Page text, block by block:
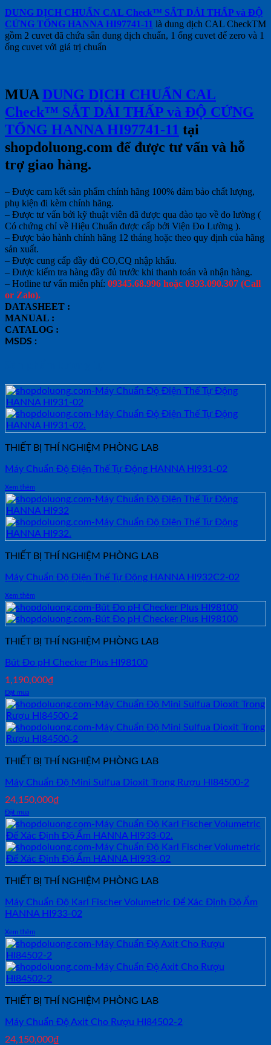
DUNG DỊCH CHUẨN CAL Check™ SẮT DẢI THẤP và ĐỘ
CỨNG TỔNG HANNA HI97741-11 là dung dịch CAL CheckTM
gồm 2 cuvet đã chứa sẵn dung dịch chuẩn, 1 ống cuvet để zero và 1
ống cuvet với giá trị chuẩn
MUA DUNG DỊCH CHUẨN CAL
Check™ SẮT DẢI THẤP và ĐỘ CỨNG
TỔNG HANNA HI97741-11 tại
shopdoluong.com để được tư vấn và hỗ
trợ giao hàng.
– Được cam kết sản phẩm chính hãng 100% đảm bảo chất lượng,
phụ kiện đi kèm chính hãng.
– Được tư vấn bởi kỹ thuật viên đã được qua đào tạo về đo lường (
Có chứng chỉ về Hiệu Chuẩn được cấp bởi Viện Đo Lường ).
– Được bảo hành chính hãng 12 tháng hoặc theo quy định của hãng
sản xuất.
– Được cung cấp đầy đủ CO,CQ nhập khẩu.
– Được kiểm tra hàng đầy đủ trước khi thanh toán và nhận hàng.
– Hotline tư vấn miễn phí: 09345.68.996 hoặc 0393.090.307 (Call
or Zalo).
DATASHEET :
MANUAL :
CATALOG :
MSDS :
THIẾT BỊ THÍ NGHIỆM PHÒNG LAB
Máy Chuẩn Độ Điện Thế Tự Động HANNA HI931-02
Xem thêm
THIẾT BỊ THÍ NGHIỆM PHÒNG LAB
Máy Chuẩn Độ Điện Thế Tự Động HANNA HI932C2-02
Xem thêm
THIẾT BỊ THÍ NGHIỆM PHÒNG LAB
Bút Đo pH Checker Plus HI98100
1,190,000₫
Đặt mua
THIẾT BỊ THÍ NGHIỆM PHÒNG LAB
Máy Chuẩn Độ Mini Sulfua Dioxit Trong Rượu HI84500-2
24,150,000₫
Đặt mua
THIẾT BỊ THÍ NGHIỆM PHÒNG LAB
Máy Chuẩn Độ Karl Fischer Volumetric Để Xác Định Độ Ẩm
HANNA HI933-02
Xem thêm
THIẾT BỊ THÍ NGHIỆM PHÒNG LAB
Máy Chuẩn Độ Axit Cho Rượu HI84502-2
24,150,000₫